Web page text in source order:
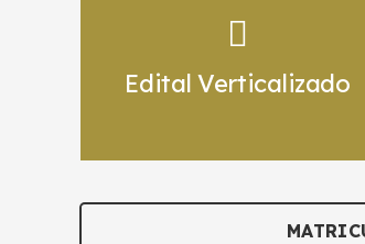
Edital Verticalizado